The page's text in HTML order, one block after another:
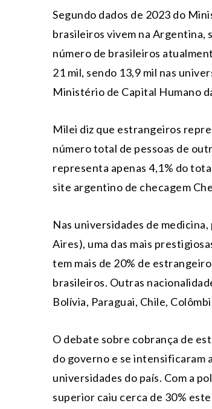
Segundo dados de 2023 do
brasileiros vivem na Argentina,
número de brasileiros
21 mil, sendo 13,9 mil nas
Ministério de Capital Humano
Milei diz que estrangeiros
número total de pessoas de
representa apenas 4,1% do
site argentino de checagem
Nas universidades de
Aires), uma das mais
tem mais de 20% de
brasileiros. Outras
Bolívia, Paraguai, Chile,
O debate sobre cobrança de
do governo e se intensificaram
universidades do país. Com a
superior caiu cerca de 30%